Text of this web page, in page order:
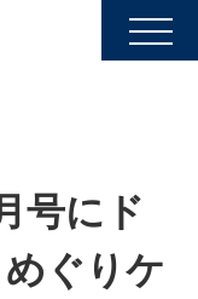
号にド
ぐりケ